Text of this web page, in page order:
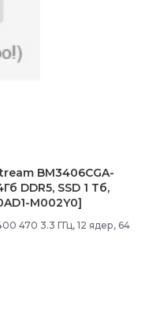
BM3406CGA-
DDR5, SSD 1 Тб,
M002Y0]
470 3.3 ГГц, 12 ядер, 64